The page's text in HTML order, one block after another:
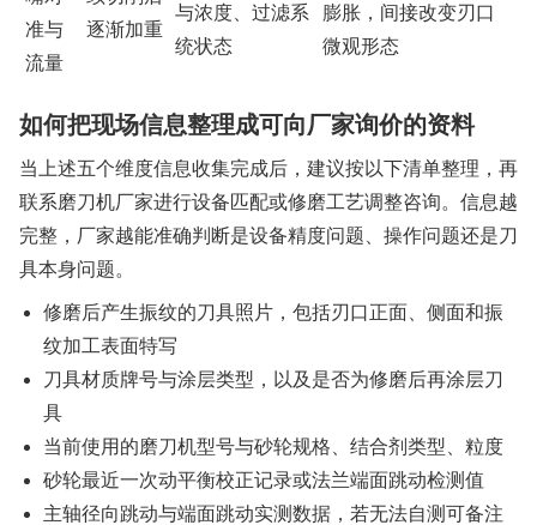
准与
流量
逐渐加重
与浓度、过滤系
统状态
膨胀，间接改变刃口
微观形态
如何把现场信息整理成可向厂家询价的资料
当上述五个维度信息收集完成后，建议按以下清单整理，再
联系磨刀机厂家进行设备匹配或修磨工艺调整咨询。信息越
完整，厂家越能准确判断是设备精度问题、操作问题还是刀
具本身问题。
修磨后产生振纹的刀具照片，包括刃口正面、侧面和振
纹加工表面特写
刀具材质牌号与涂层类型，以及是否为修磨后再涂层刀
具
当前使用的磨刀机型号与砂轮规格、结合剂类型、粒度
砂轮最近一次动平衡校正记录或法兰端面跳动检测值
主轴径向跳动与端面跳动实测数据，若无法自测可备注